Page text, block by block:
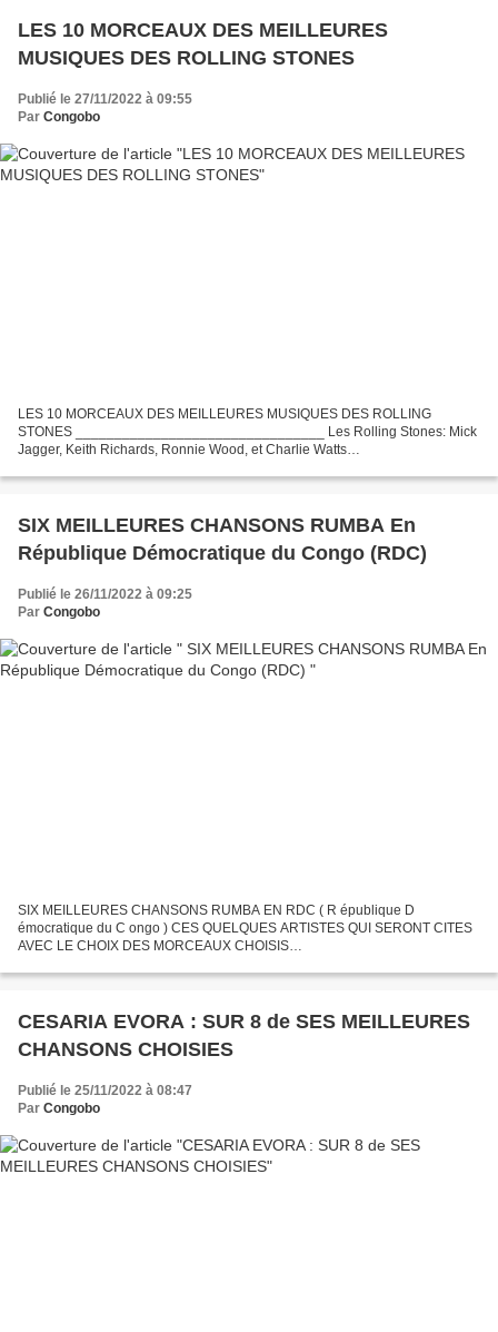
LES 10 MORCEAUX DES MEILLEURES
MUSIQUES DES ROLLING STONES
Publié le 27/11/2022 à 09:55
Par Congobo
LES 10 MORCEAUX DES MEILLEURES MUSIQUES DES ROLLING
STONES ________________________________ Les Rolling Stones: Mick
Jagger, Keith Richards, Ronnie Wood, et Charlie Watts
un groupe britannique...
SIX MEILLEURES CHANSONS RUMBA En
République Démocratique du Congo (RDC)
Publié le 26/11/2022 à 09:25
Par Congobo
SIX MEILLEURES CHANSONS RUMBA EN RDC ( R épublique D
émocratique du C ongo ) CES QUELQUES ARTISTES QUI SERONT CITES
AVEC LE CHOIX DES MORCEAUX CHOISIS
_______________________ RUMBA La Rumba est...
CESARIA EVORA : SUR 8 de SES MEILLEURES
CHANSONS CHOISIES
Publié le 25/11/2022 à 08:47
Par Congobo